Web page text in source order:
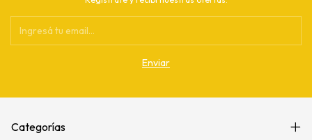
Categorías